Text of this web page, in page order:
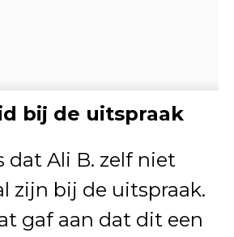
bij de uitspraak
dat Ali B. zelf niet
zijn bij de uitspraak.
gaf aan dat dit een